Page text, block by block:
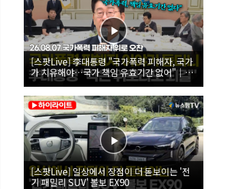
[스팟Live] 李대통령 "국가폭력 피해자, 국가
가 치유해야…국가 책임 유효기간 없어"｜
26.08.07 국가폭력 피해자 위로 오찬
[스팟Live] 일상에서 장점이 더 돋보이는 '전
기 패밀리 SUV' 볼보 EX90